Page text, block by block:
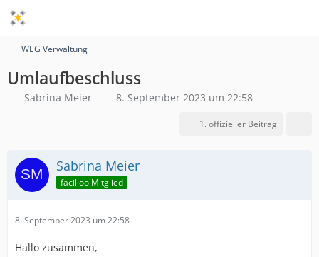
WEG Verwaltung
Umlaufbeschluss
Sabrina Meier 8. September 2023 um 22:58
1. offizieller Beitrag
Sabrina Meier
facilioo Mitglied
8. September 2023 um 22:58
Hallo zusammen,